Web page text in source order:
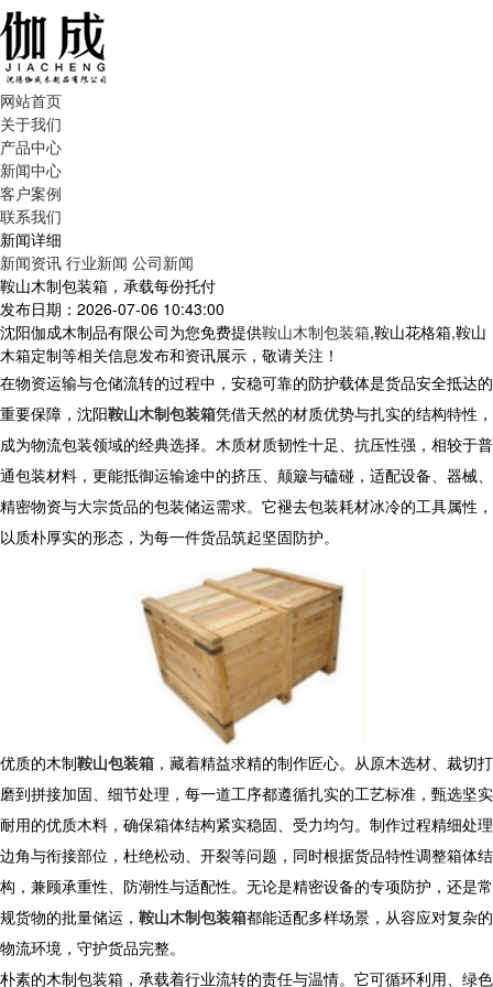
网站首页
关于我们
产品中心
新闻中心
客户案例
联系我们
新闻详细
新闻资讯 行业新闻 公司新闻
鞍山木制包装箱，承载每份托付
发布日期：2026-07-06 10:43:00
沈阳伽成木制品有限公司为您免费提供鞍山木制包装箱,鞍山花格箱,鞍山
木箱定制等相关信息发布和资讯展示，敬请关注！
在物资运输与仓储流转的过程中，安稳可靠的防护载体是货品安全抵达的
重要保障，沈阳鞍山木制包装箱凭借天然的材质优势与扎实的结构特性，
成为物流包装领域的经典选择。木质材质韧性十足、抗压性强，相较于普
通包装材料，更能抵御运输途中的挤压、颠簸与磕碰，适配设备、器械、
精密物资与大宗货品的包装储运需求。它褪去包装耗材冰冷的工具属性，
以质朴厚实的形态，为每一件货品筑起坚固防护。
优质的木制鞍山包装箱 ，藏着精益求精的制作匠心。从原木选材、裁切打
磨到拼接加固、细节处理，每一道工序都遵循扎实的工艺标准，甄选坚实
耐用的优质木料，确保箱体结构紧实稳固、受力均匀。制作过程精细处理
边角与衔接部位，杜绝松动、开裂等问题，同时根据货品特性调整箱体结
构，兼顾承重性、防潮性与适配性。无论是精密设备的专项防护，还是常
规货物的批量储运， 鞍山木制包装箱都能适配多样场景，从容应对复杂的
物流环境，守护货品完整。
朴素的木制包装箱，承载着行业流转的责任与温情。它可循环利用、绿色